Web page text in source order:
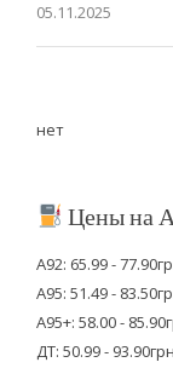
05.11.2025
нет
Цены на
А92: 65.99 -
А95: 51.49 -
А95+: 58.00 -
ДТ: 50.99 -